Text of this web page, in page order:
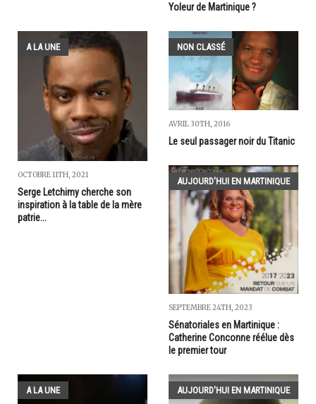
Yoleur de Martinique ?
A LA UNE
OCTOBRE 11TH, 2021
Serge Letchimy cherche son
inspiration à la table de la mère
patrie...
NON CLASSÉ
AVRIL 30TH, 2016
Le seul passager noir du Titanic
AUJOURD'HUI EN MARTINIQUE
SEPTEMBRE 24TH, 2023
Sénatoriales en Martinique :
Catherine Conconne réélue dès
le premier tour
A LA UNE AUJOURD'HUI EN MARTINIQUE